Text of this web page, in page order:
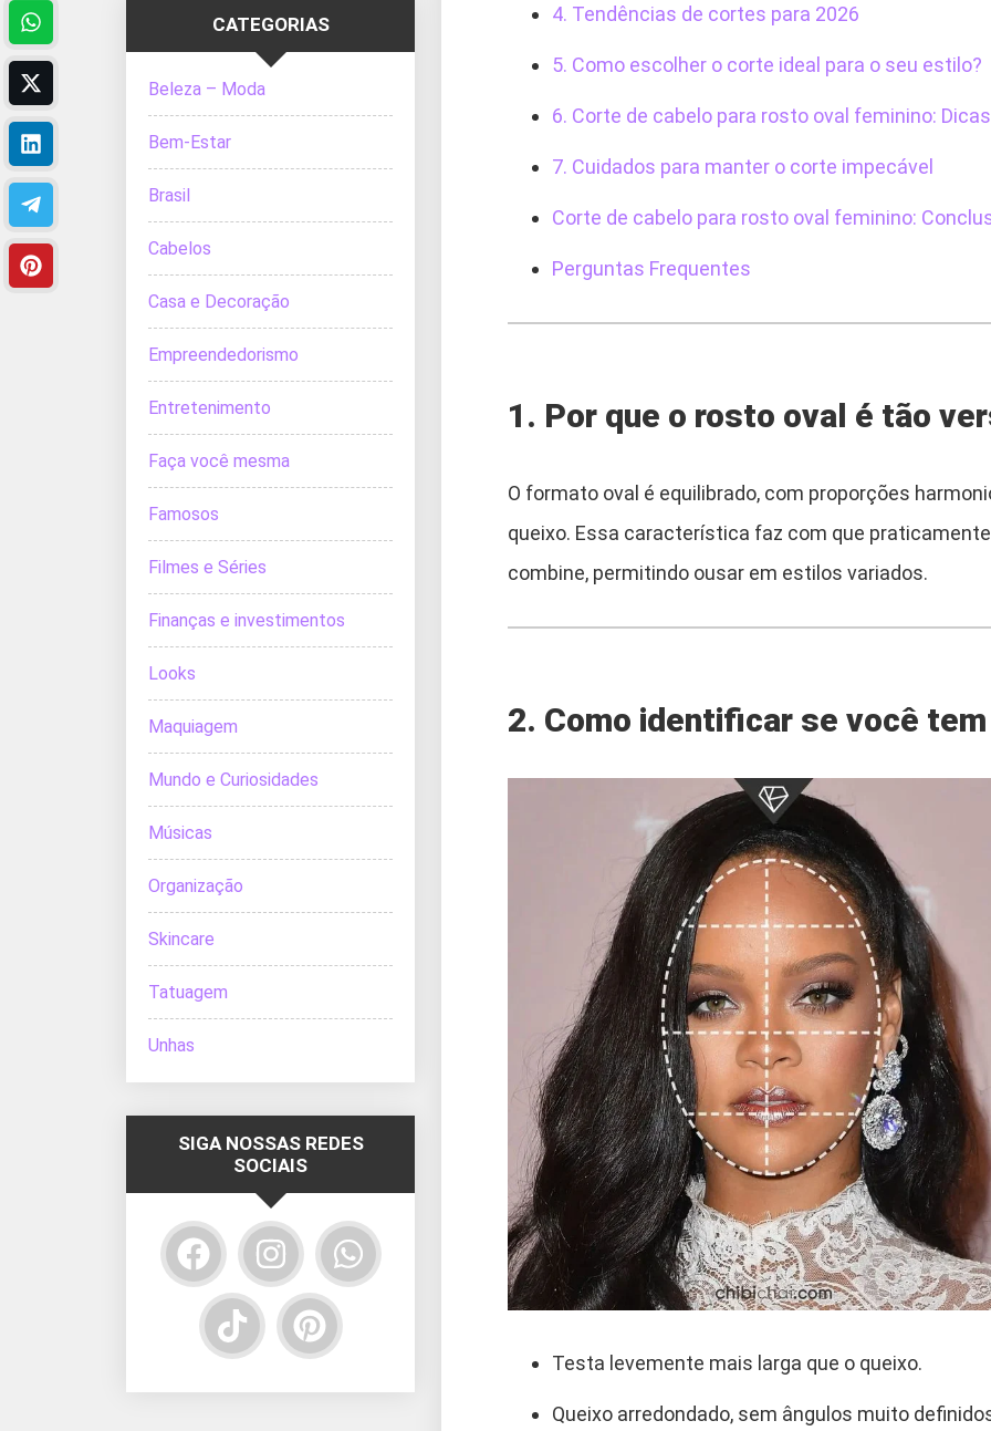
4. Tendências de cortes para 2026
5. Como escolher o corte ideal para o seu estilo?
6. Corte de cabelo para rosto oval feminino:
7. Cuidados para manter o corte impecável
Corte de cabelo para rosto oval feminino:
Perguntas Frequentes
1. Por que o rosto oval é tão
O formato oval é equilibrado, com proporções
queixo. Essa característica faz com que
combine, permitindo ousar em estilos variados.
2. Como identificar se você
Testa levemente mais larga que o queixo.
Queixo arredondado, sem ângulos muito
CATEGORIAS
Beleza – Moda
Bem-Estar
Brasil
Cabelos
Casa e Decoração
Empreendedorismo
Entretenimento
Faça você mesma
Famosos
Filmes e Séries
Finanças e investimentos
Looks
Maquiagem
Mundo e Curiosidades
Músicas
Organização
Skincare
Tatuagem
Unhas
SIGA NOSSAS REDES
SOCIAIS